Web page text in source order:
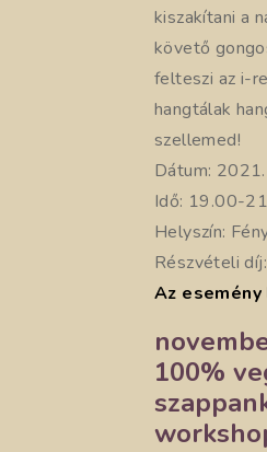
kiszakítani a
követő
felteszi az i-
hangtálak
szellemed!
Dátum:
Idő: 19.00-
Helyszín:
Részvételi
Az
100%